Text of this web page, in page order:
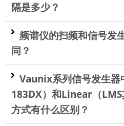
隔是多少？
频谱仪的扫频和信号发
同？
Vaunix系列信号发生
183DX）和Linear（
方式有什么区别？